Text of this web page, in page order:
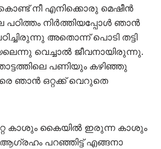
നീ എനിക്കൊരു മെഷീൻ
പഠിത്തം നിർത്തിയപ്പോൾ ഞാൻ
അതൊന്ന് പൊടി തട്ടി
വെച്ചാൽ ജീവനായിരുന്നു.
തോട്ടത്തിലെ പണിയും കഴിഞ്ഞു
ഞാൻ ഒറ്റക്ക് വെറുതെ
കാശും കൈയിൽ ഇരുന്ന കാശും
പറഞ്ഞിട്ട് എങ്ങനാ